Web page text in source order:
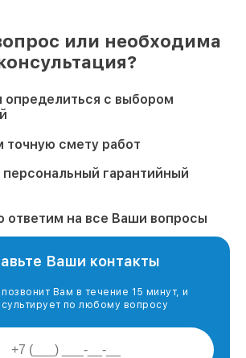
или необходима
с выбором
точную смету работ
гарантийный
ответим на все Ваши вопросы
Ваши контакты
Вам в течение 15 минут, и
по любому вопросу